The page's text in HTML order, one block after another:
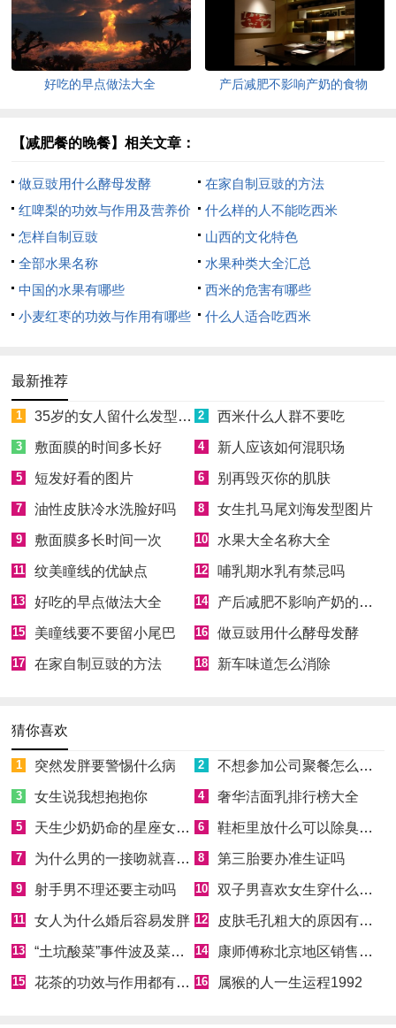
好吃的早点做法大全 产后减肥不影响产奶的食物
【减肥餐的晚餐】相关文章：
做豆豉用什么酵母发酵
在家自制豆豉的方法
红啤梨的功效与作用及营养价
值
什么样的人不能吃西米
怎样自制豆豉
山西的文化特色
全部水果名称
水果种类大全汇总
中国的水果有哪些
西米的危害有哪些
小麦红枣的功效与作用有哪些
什么人适合吃西米
最新推荐
1 35岁的女人留什么发型最年轻时尚 2 西米什么人群不要吃
3 敷面膜的时间多长好 4 新人应该如何混职场
5 短发好看的图片 6 别再毁灭你的肌肤
7 油性皮肤冷水洗脸好吗 8 女生扎马尾刘海发型图片
9 敷面膜多长时间一次 10 水果大全名称大全
11 纹美瞳线的优缺点 12 哺乳期水乳有禁忌吗
13 好吃的早点做法大全 14 产后减肥不影响产奶的食物
15 美瞳线要不要留小尾巴 16 做豆豉用什么酵母发酵
17 在家自制豆豉的方法 18 新车味道怎么消除
猜你喜欢
1 突然发胖要警惕什么病 2 不想参加公司聚餐怎么拒绝
3 女生说我想抱抱你 4 奢华洁面乳排行榜大全
5 天生少奶奶命的星座女有哪些 6 鞋柜里放什么可以除臭消菌
7 为什么男的一接吻就喜欢伸舌头 8 第三胎要办准生证吗
9 射手男不理还要主动吗 10 双子男喜欢女生穿什么样的衣服
11 女人为什么婚后容易发胖 12 皮肤毛孔粗大的原因有哪些
13 “土坑酸菜”事件波及菜农，芥菜囤积如山 14 康师傅称北京地区销售产品非问题酸菜
15 花茶的功效与作用都有哪些 16 属猴的人一生运程1992